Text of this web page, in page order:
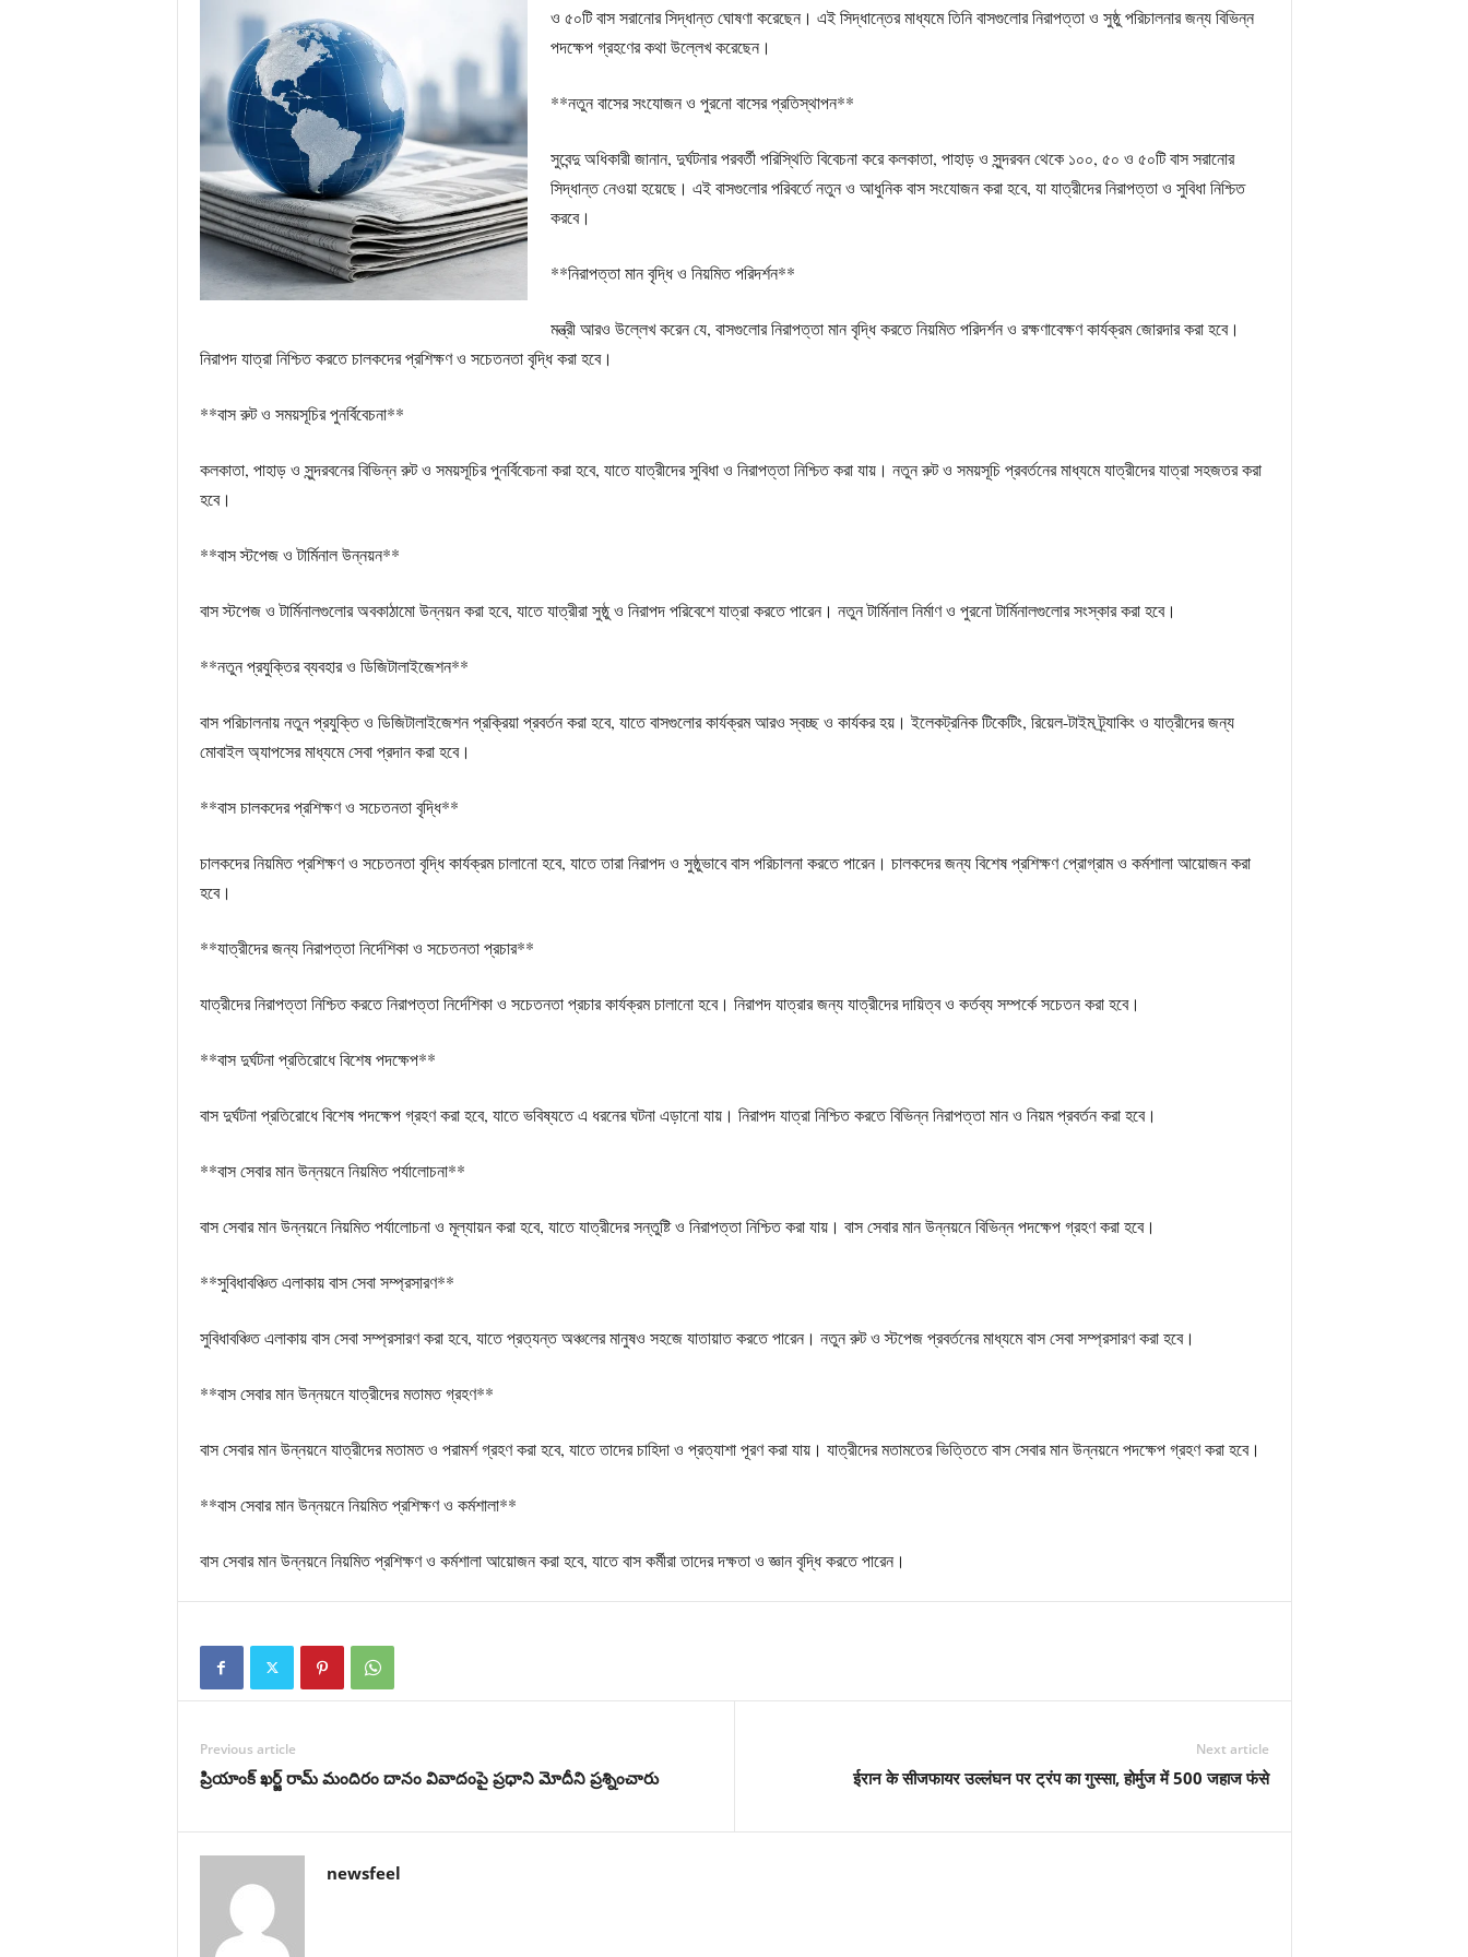
ও ৫০টি বাস সরানোর সিদ্ধান্ত ঘোষণা করেছেন। এই সিদ্ধান্তের মাধ্যমে তিনি বাসগুলোর নিরাপত্তা ও সুষ্ঠু পরিচালনার জন্য বিভিন্ন
পদক্ষেপ গ্রহণের কথা উল্লেখ করেছেন।
**নতুন বাসের সংযোজন ও পুরনো বাসের প্রতিস্থাপন**
সুবেন্দু অধিকারী জানান, দুর্ঘটনার পরবর্তী পরিস্থিতি বিবেচনা করে কলকাতা, পাহাড় ও সুন্দরবন থেকে ১০০, ৫০ ও ৫০টি বাস সরানোর
সিদ্ধান্ত নেওয়া হয়েছে। এই বাসগুলোর পরিবর্তে নতুন ও আধুনিক বাস সংযোজন করা হবে, যা যাত্রীদের নিরাপত্তা ও সুবিধা নিশ্চিত
করবে।
**নিরাপত্তা মান বৃদ্ধি ও নিয়মিত পরিদর্শন**
মন্ত্রী আরও উল্লেখ করেন যে, বাসগুলোর নিরাপত্তা মান বৃদ্ধি করতে নিয়মিত পরিদর্শন ও রক্ষণাবেক্ষণ কার্যক্রম জোরদার করা হবে।
নিরাপদ যাত্রা নিশ্চিত করতে চালকদের প্রশিক্ষণ ও সচেতনতা বৃদ্ধি করা হবে।
**বাস রুট ও সময়সূচির পুনর্বিবেচনা**
কলকাতা, পাহাড় ও সুন্দরবনের বিভিন্ন রুট ও সময়সূচির পুনর্বিবেচনা করা হবে, যাতে যাত্রীদের সুবিধা ও নিরাপত্তা নিশ্চিত করা যায়। নতুন রুট ও সময়সূচি প্রবর্তনের মাধ্যমে যাত্রীদের যাত্রা সহজতর করা
হবে।
**বাস স্টপেজ ও টার্মিনাল উন্নয়ন**
বাস স্টপেজ ও টার্মিনালগুলোর অবকাঠামো উন্নয়ন করা হবে, যাতে যাত্রীরা সুষ্ঠু ও নিরাপদ পরিবেশে যাত্রা করতে পারেন। নতুন টার্মিনাল নির্মাণ ও পুরনো টার্মিনালগুলোর সংস্কার করা হবে।
**নতুন প্রযুক্তির ব্যবহার ও ডিজিটালাইজেশন**
বাস পরিচালনায় নতুন প্রযুক্তি ও ডিজিটালাইজেশন প্রক্রিয়া প্রবর্তন করা হবে, যাতে বাসগুলোর কার্যক্রম আরও স্বচ্ছ ও কার্যকর হয়। ইলেকট্রনিক টিকেটিং, রিয়েল-টাইম ট্র্যাকিং ও যাত্রীদের জন্য
মোবাইল অ্যাপসের মাধ্যমে সেবা প্রদান করা হবে।
**বাস চালকদের প্রশিক্ষণ ও সচেতনতা বৃদ্ধি**
চালকদের নিয়মিত প্রশিক্ষণ ও সচেতনতা বৃদ্ধি কার্যক্রম চালানো হবে, যাতে তারা নিরাপদ ও সুষ্ঠুভাবে বাস পরিচালনা করতে পারেন। চালকদের জন্য বিশেষ প্রশিক্ষণ প্রোগ্রাম ও কর্মশালা আয়োজন করা
হবে।
**যাত্রীদের জন্য নিরাপত্তা নির্দেশিকা ও সচেতনতা প্রচার**
যাত্রীদের নিরাপত্তা নিশ্চিত করতে নিরাপত্তা নির্দেশিকা ও সচেতনতা প্রচার কার্যক্রম চালানো হবে। নিরাপদ যাত্রার জন্য যাত্রীদের দায়িত্ব ও কর্তব্য সম্পর্কে সচেতন করা হবে।
**বাস দুর্ঘটনা প্রতিরোধে বিশেষ পদক্ষেপ**
বাস দুর্ঘটনা প্রতিরোধে বিশেষ পদক্ষেপ গ্রহণ করা হবে, যাতে ভবিষ্যতে এ ধরনের ঘটনা এড়ানো যায়। নিরাপদ যাত্রা নিশ্চিত করতে বিভিন্ন নিরাপত্তা মান ও নিয়ম প্রবর্তন করা হবে।
**বাস সেবার মান উন্নয়নে নিয়মিত পর্যালোচনা**
বাস সেবার মান উন্নয়নে নিয়মিত পর্যালোচনা ও মূল্যায়ন করা হবে, যাতে যাত্রীদের সন্তুষ্টি ও নিরাপত্তা নিশ্চিত করা যায়। বাস সেবার মান উন্নয়নে বিভিন্ন পদক্ষেপ গ্রহণ করা হবে।
**সুবিধাবঞ্চিত এলাকায় বাস সেবা সম্প্রসারণ**
সুবিধাবঞ্চিত এলাকায় বাস সেবা সম্প্রসারণ করা হবে, যাতে প্রত্যন্ত অঞ্চলের মানুষও সহজে যাতায়াত করতে পারেন। নতুন রুট ও স্টপেজ প্রবর্তনের মাধ্যমে বাস সেবা সম্প্রসারণ করা হবে।
**বাস সেবার মান উন্নয়নে যাত্রীদের মতামত গ্রহণ**
বাস সেবার মান উন্নয়নে যাত্রীদের মতামত ও পরামর্শ গ্রহণ করা হবে, যাতে তাদের চাহিদা ও প্রত্যাশা পূরণ করা যায়। যাত্রীদের মতামতের ভিত্তিতে বাস সেবার মান উন্নয়নে পদক্ষেপ গ্রহণ করা হবে।
**বাস সেবার মান উন্নয়নে নিয়মিত প্রশিক্ষণ ও কর্মশালা**
বাস সেবার মান উন্নয়নে নিয়মিত প্রশিক্ষণ ও কর্মশালা আয়োজন করা হবে, যাতে বাস কর্মীরা তাদের দক্ষতা ও জ্ঞান বৃদ্ধি করতে পারেন।
Previous article
ప్రియాంక్ ఖర్జ్ రామ్ మందిరం దానం వివాదంపై ప్రధాని మోదీని ప్రశ్నించారు
Next article
ईरान के सीजफायर उल्लंघन पर ट्रंप का गुस्सा, होर्मुज में 500 जहाज फंसे
newsfeel